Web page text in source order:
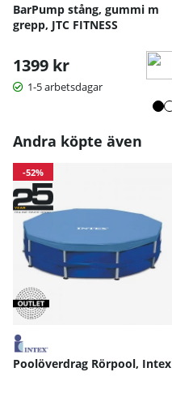
BarPump stång, gummi m
grepp, JTC FITNESS
1399 kr
1-5 arbetsdagar
Andra köpte även
-52%
Poolöverdrag Rörpool, Intex